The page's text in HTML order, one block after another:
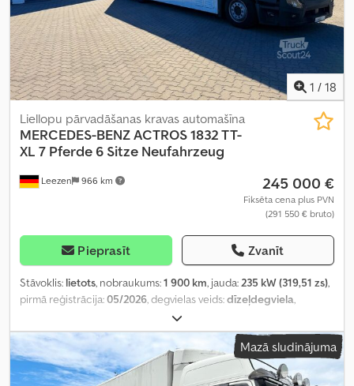
1 / 18
Leezen 966 km
Liellopu pārvadāšanas kravas automašīna
MERCEDES-BENZACTROS 1832 TT-
XL 7 Pferde 6 Sitze Neufahrzeug
245 000 €
Fiksēta cena plus PVN
(291 550 € bruto)
Pieprasīt Zvanīt
Stāvoklis: lietots, nobraukums:1 900 km, jauda:235 kW (319,51 zs),
pirmā reģistrācija:05/2026, degvielas veids:dīzeļdegviela,
, asu konfigurācija:
retardētājs, krāsa:balts, pārnesuma veids:automātisks, emisijas
, Aprīkojums:
ABS, gaisa kondicionēšana,
kompresors, navigācijas sistēma, stāvvietas sildītājs,
Mazā sludinājuma